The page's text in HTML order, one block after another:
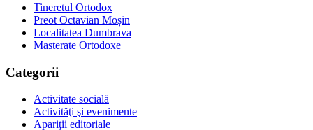
Tineretul Ortodox
Preot Octavian Moșin
Localitatea Dumbrava
Masterate Ortodoxe
Categorii
Activitate socială
Activităţi şi evenimente
Apariţii editoriale